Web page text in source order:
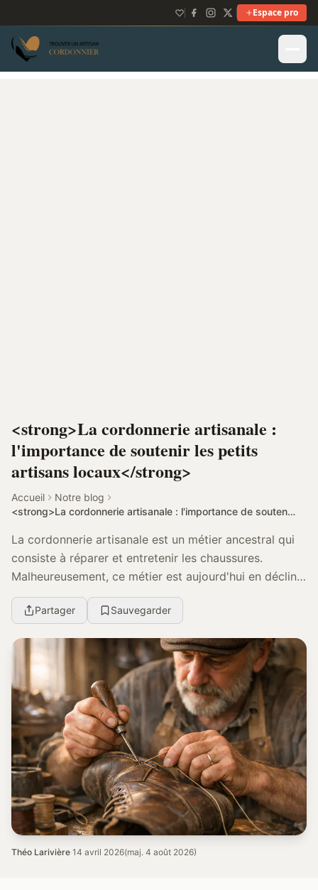
Espace pro
<strong>La cordonnerie artisanale :
l'importance de soutenir les petits
artisans locaux</strong>
Accueil
Notre blog
<strong>La cordonnerie artisanale : l'importance de soutenir les petits artisans locaux</strong>
La cordonnerie artisanale est un métier ancestral qui
consiste à réparer et entretenir les chaussures.
Malheureusement, ce métier est aujourd'hui en déclin,
en grande partie à cause de la concurrence ...
Partager Sauvegarder
Théo Larivière·14 avril 2026(maj. 4 août 2026)